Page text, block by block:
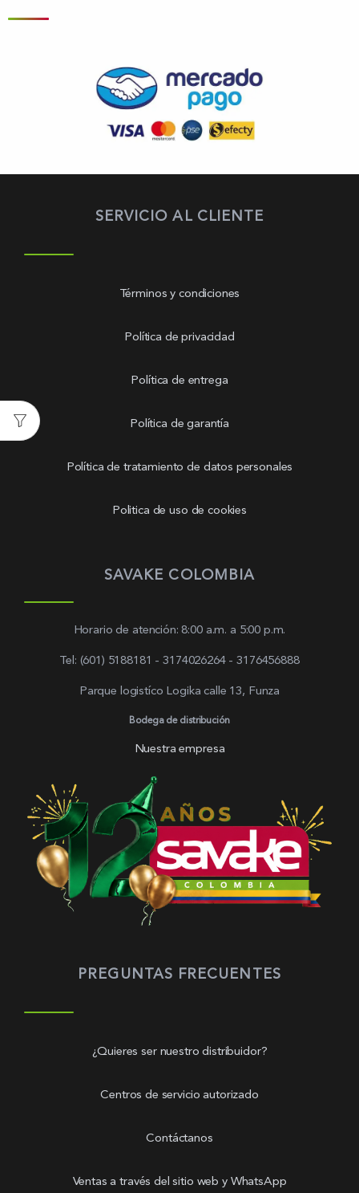
SERVICIO AL CLIENTE
Términos y condiciones
Política de privacidad
Política de entrega
Política de garantía
Política de tratamiento de datos personales
Politica de uso de cookies
SAVAKE COLOMBIA
Horario de atención: 8:00 a.m. a 5:00 p.m.
Tel: (601) 5188181 - 3174026264 - 3176456888
Parque logistíco Logika calle 13, Funza
Bodega de distribución
Nuestra empresa
PREGUNTAS FRECUENTES
¿Quieres ser nuestro distribuidor?
Centros de servicio autorizado
Contáctanos
Ventas a través del sitio web y WhatsApp